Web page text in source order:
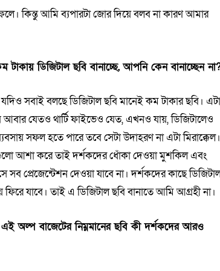
কিন্তু আমি ব্যপারটা জোর দিয়ে বলব না কারণ আমার
ডিজিটাল ছবি বানাচ্ছে, আপনি কেন বানাচ্ছেন
যদিও সবাই বলছে ডিজিটাল ছবি মানেই কম টাকার ছবি।
আবার যেতও থার্টি ফাইভেও যেত, এখনও যায়, ডিজিটালেও
সফল হতে পারে তবে সেটা উদাহরণ না এটা মিরাক্কেল।
আশা করে তাই দর্শকদের ধোঁকা দেওয়া মুশকিল এবং
প্রেজেন্টেশন দেওয়া যাবে না। দর্শকদের কাছে
যাবে। তাই এ ডিজিটাল ছবি বানাতে আমি আগ্রহী না।
এই অল্প বাজেটের নিম্নমানের ছবি কী দর্শকদের আরও